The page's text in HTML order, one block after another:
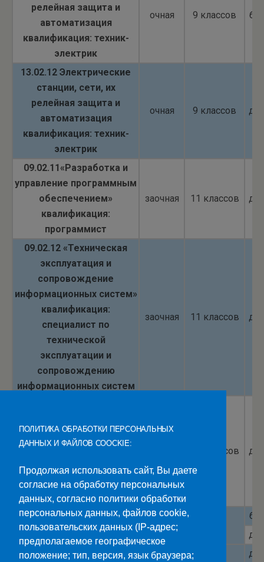
релейная защита и
автоматизация
квалификация: техник-
электрик
очная 9 классов
13.02.12 Электрические
станции, сети, их
релейная защита и
автоматизация
квалификация: техник-
электрик
очная 9 классов
09.02.11«Разработка и
управление программным
обеспечением»
квалификация:
программист
заочная 11 классов
09.02.12 «Техническая
эксплуатация и
сопровождение
информационных систем»
квалификация:
специалист по
технической
эксплуатации и
сопровождению
информационных систем
заочная 11 классов
сети и системы связи
квалификация:специалист
по монтажу и
обслуживанию
телекоммуникаций
11 классов
итого
заочная
ПОЛИТИКА ОБРАБОТКИ ПЕРСОНАЛЬНЫХ
ДАННЫХ И ФАЙЛОВ COOCKIE:
Продолжая использовать сайт, Вы даете
согласие на обработку персональных
данных, согласно политики обработки
персональных данных, файлов cookie,
пользовательских данных (IP-адрес;
предполагаемое географическое
положение; тип, версия, язык браузера;